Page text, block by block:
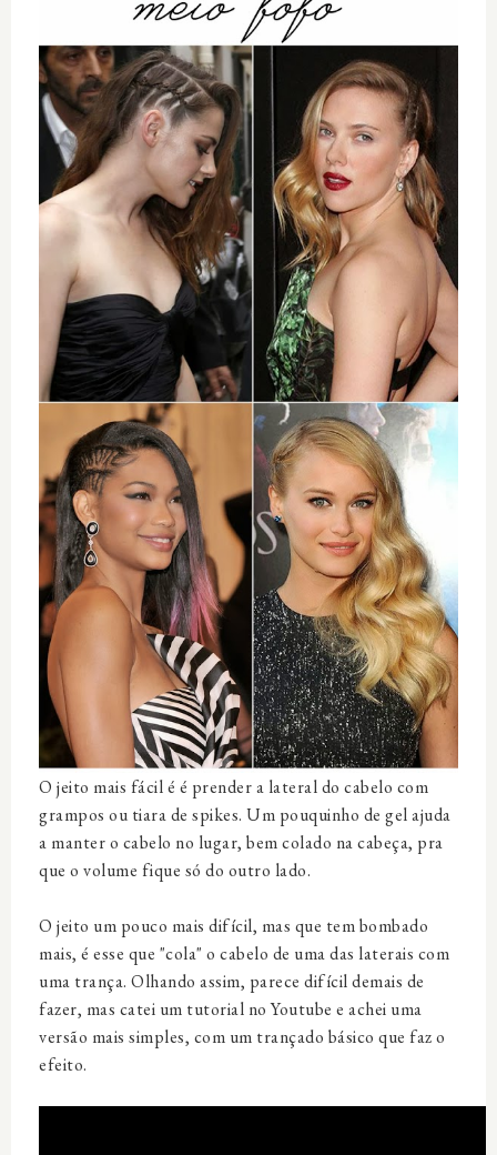
O jeito mais fácil é é prender a lateral do cabelo com
grampos ou tiara de spikes. Um pouquinho de gel ajuda
a manter o cabelo no lugar, bem colado na cabeça, pra
que o volume fique só do outro lado.
O jeito um pouco mais difícil, mas que tem bombado
mais, é esse que "cola" o cabelo de uma das laterais com
uma trança. Olhando assim, parece difícil demais de
fazer, mas catei um tutorial no Youtube e achei uma
versão mais simples, com um trançado básico que faz o
efeito.